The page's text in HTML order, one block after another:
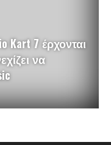
Kart 7 έρχονται
να